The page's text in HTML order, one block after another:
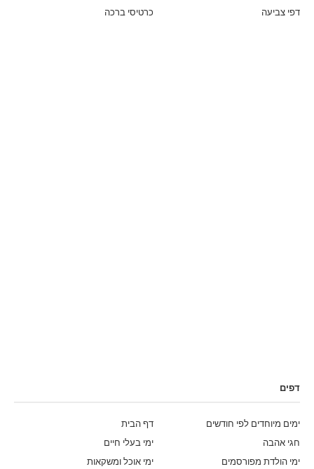
כרטיסי ברכה דפי צביעה
דפים
דף הבית
ימים מיוחדים לפי חודשים
ימי בעלי חיים
חגי אהבה
ימי אוכל ומשקאות
ימי הולדת מפורסמים